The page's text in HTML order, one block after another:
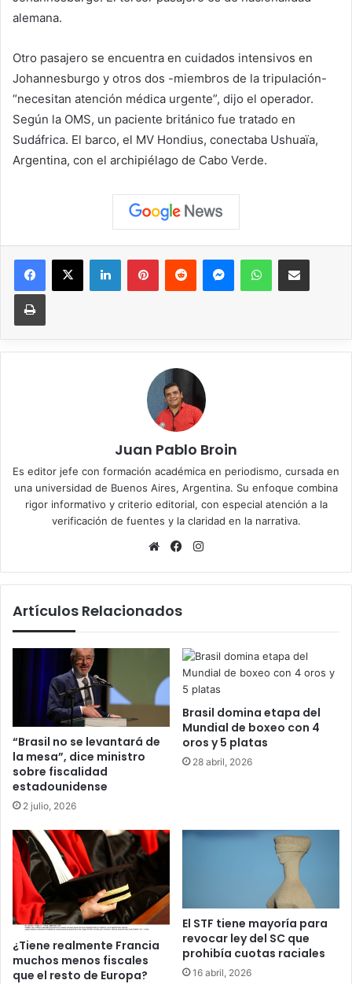
alemana.
Otro pasajero se encuentra en cuidados intensivos en
Johannesburgo y otros dos -miembros de la tripulación-
“necesitan atención médica urgente”, dijo el operador.
Según la OMS, un paciente británico fue tratado en
Sudáfrica. El barco, el MV Hondius, conectaba Ushuaïa,
Argentina, con el archipiélago de Cabo Verde.
Facebook
X LinkedInPinterestReddit MessengerWhatsAppCompartir vía correo
Imprimir
Juan Pablo Broin
Es editor jefe con formación académica en periodismo, cursada en
una universidad de Buenos Aires, Argentina. Su enfoque combina
rigor informativo y criterio editorial, con especial atención a la
verificación de fuentes y la claridad en la narrativa.
Sitio
Facebook
Artículos Relacionados
“Brasil no se levantará de
la mesa”, dice ministro
sobre fiscalidad
estadounidense
2 julio, 2026
Brasil domina etapa del
Mundial de boxeo con 4
oros y 5 platas
28 abril, 2026
¿Tiene realmente Francia
muchos menos fiscales
que el resto de Europa?
El STF tiene mayoría para
revocar ley del SC que
prohibía cuotas raciales
16 abril, 2026